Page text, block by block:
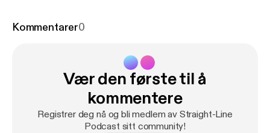
ervaren in hun liefdesrelatie. Dankzij de krachtige
liefdesrelatie met je partner. Beluister snel de
podcast en leer hoe je als drukke ondernemer je
relatie actief kunt bekrachtigen dankzij duidelijke
communicatie en leiderschap. 📖 Download het
besproken bulletin op de speciale podcastpagina
Kommentarer0
Vær den første til å
kommentere
Registrer deg nå og bli medlem av Straight-Line
Podcast sitt community!